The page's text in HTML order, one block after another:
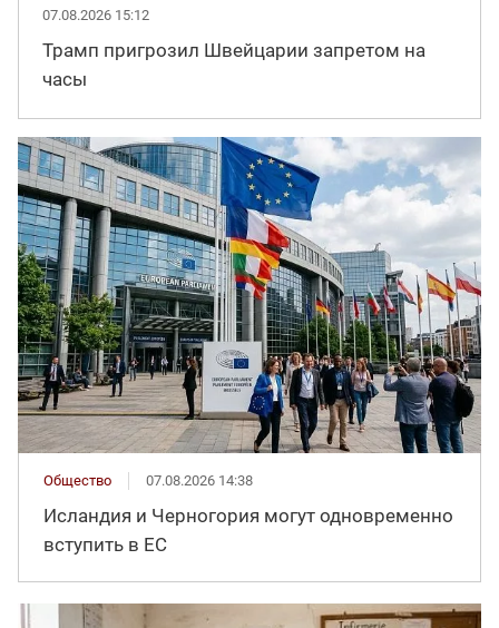
07.08.2026 15:12
Трамп пригрозил Швейцарии запретом на
часы
Общество 07.08.2026 14:38
Исландия и Черногория могут одновременно
вступить в ЕС